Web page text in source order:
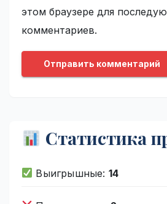
этом браузере для
комментариев.
Статистика
Выигрышные: 14